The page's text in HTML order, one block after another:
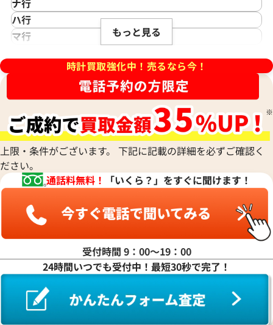
格
9日時点の参考買取価格です
参考買取価格
620,000円
※2026年5月9日時点の参考買
ンテール ウォッチ ミニモデ
格
日時点の参考買取価格です
カルティエ パンテール MM
参考買取価格
540,000 円
※2026年4月27日時点の参考
Azimuth
アジムース
ANONIMO
Alain Silberstein
アラン・シルベスタイン
Armand Nicolet
アルマン・ニコレ
WALTHAM
ウォルサム
HUBLOT
ウブロ
ETERNA
エテルナ
EDOX
エドックス
EBERHARD
エベラール
EBEL
エベル
EPOS
カルティエ
Gaga Milano
ガガミラノ
Quinting
クインティング
Cuervo y Sobrinos
クエルボ・イ・ソブリノス
CVSTOS
クストス
Chronoswiss
クロノスイス
GUCCI
グッチ
Graham
グラハム
グランドセイコー
CORUM
コルム
Concord
コンコルド
Shellman
シェルマン
CITIZEN
シチズン
Chopard
ショパール
CHAUMET
ショーメ
Jacob & Co.
ジェイコブ
Gerald Genta
ジェラルド・ジェンタ
Jaeger-LeCoultre
ジャケ・ドロー
Girard-Perregaux
ジラール・ペルゴ
Sinn
ジン
タグ・ホイヤー
Daniel Roth
ダニエル・ロート
TUDOR
チューダー(チュードル)
ティファニー
Dior
ディオール
NOMOS Glashütte
ノモス グラスヒュッテ
ハ行
Hamilton
Harry Winston
ハリー・ウィンストン
Patek Philippe
Panerai
パネライ
Parmigiani Fleurier
パルミジャーニ・フルリエ
Piaget
PIERRE KUNZ
ピエール・クンツ
FRANCK MULLER
フランク ミュラー
BOUCHERON
ブシュロン
BREITLING
ブライトリング
マ行
MAURICE LACROIX
モーリス・ラクロア
RALPH LAUREN
ラルフ ローレン
リシャール・ミル
Louis Vuitton
ルイ・ヴィトン
Luminox
ルミノックス
Ressence
ROGER DUBUIS
ロジェ・デュブイ
ROLEX
ロレックス
LONGINES
ロンジン
もっと見る
時計買取強化中！売るなら今！
上限・条件がございます。 下記に記載の詳細を必ずご確認く
ださい。
通話料無料！
「いくら？」をすぐに聞けます！
受付時間 9：00〜19：00
24時間いつでも受付中！最短30秒で完了！